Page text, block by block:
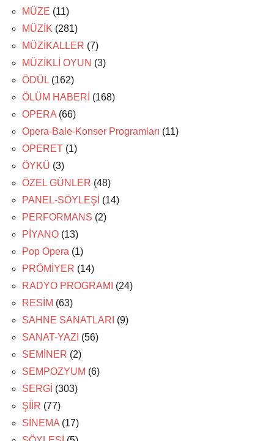
MÜZE (11)
MÜZİK (281)
MÜZİKALLER (7)
MÜZİKLİ OYUN (3)
ÖDÜL (162)
ÖLÜM HABERİ (168)
OPERA (66)
Opera-Bale-Konser Programları (11)
OPERET (1)
ÖYKÜ (3)
ÖZEL GÜNLER (48)
PANEL-SÖYLEŞİ (14)
PERFORMANS (2)
PİYANO (13)
Pop Opera (1)
PRÖMİYER (14)
RADYO PROGRAMI
(24)
RESİM (63)
SAHNE SANATLARI (9)
SANAT-YAZI (56)
SEMİNER (2)
SEMPOZYUM (6)
SERGİ (303)
ŞİİR (77)
SİNEMA (17)